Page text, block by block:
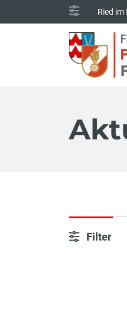
Ried im
Filter